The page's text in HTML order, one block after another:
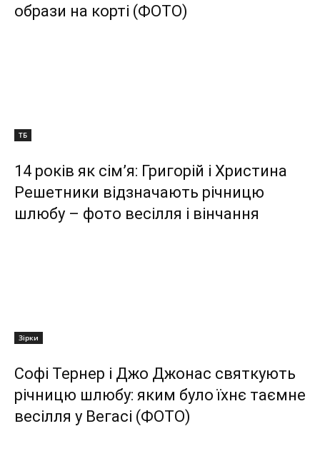
образи на корті (ФОТО)
ТБ
14 років як сім’я: Григорій і Христина
Решетники відзначають річницю
шлюбу – фото весілля і вінчання
Зірки
Софі Тернер і Джо Джонас святкують
річницю шлюбу: яким було їхнє таємне
весілля у Вегасі (ФОТО)